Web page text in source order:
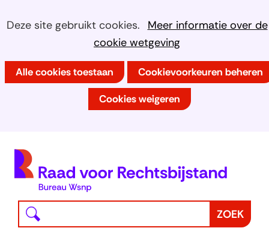
Cookies
Deze site gebruikt cookies.
Meer informatie over de
cookie wetgeving
Hier
het
gebruik
deze
website
worden
toegestaan
Alle cookies toestaan Cookievoorkeuren beheren
Cookies weigeren
naar
de
inhoud
Waar
bent
ZOEK